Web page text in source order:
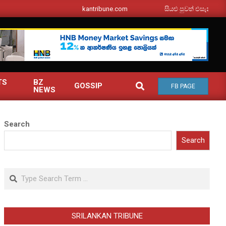
srilankantribune.com සියළු පුවත් එසැනින් ඔබ වෙත
BZ
NEWS
GOSSIP SEARCH
FB PAGE
Search
Search
Search
SRILANKAN TRIBUNE